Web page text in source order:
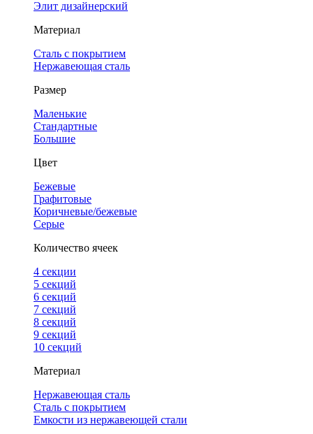
Элит дизайнерский
Материал
Сталь с покрытием
Нержавеющая сталь
Размер
Маленькие
Стандартные
Большие
Цвет
Бежевые
Графитовые
Коричневые/бежевые
Серые
Количество ячеек
4 cекции
5 секций
6 секций
7 секций
8 секций
9 секций
10 секций
Материал
Нержавеющая сталь
Сталь с покрытием
Емкости из нержавеющей стали